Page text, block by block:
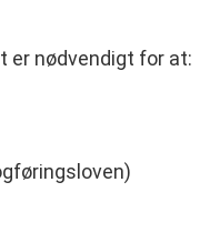
er nødvendigt for at: